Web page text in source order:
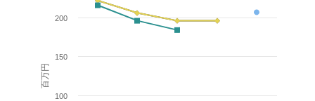
百万円
100
150
200